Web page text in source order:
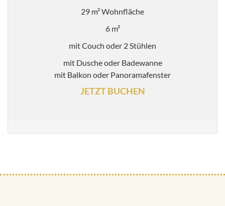
29 m² Wohnfläche
6 m²
mit Couch oder 2 Stühlen
mit Dusche oder Badewanne
mit Balkon oder Panoramafenster
JETZT BUCHEN